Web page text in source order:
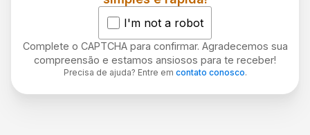
I'm not a robot
Complete o CAPTCHA para confirmar. Agradecemos sua
compreensão e estamos ansiosos para te receber!
Precisa de ajuda? Entre em contato conosco.